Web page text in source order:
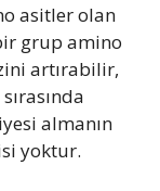
asitler olan
grup amino
artırabilir,
almanın
yoktur.